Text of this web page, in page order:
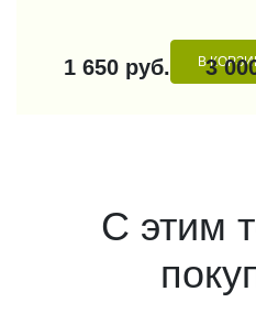
1 650 руб. В3
С этим